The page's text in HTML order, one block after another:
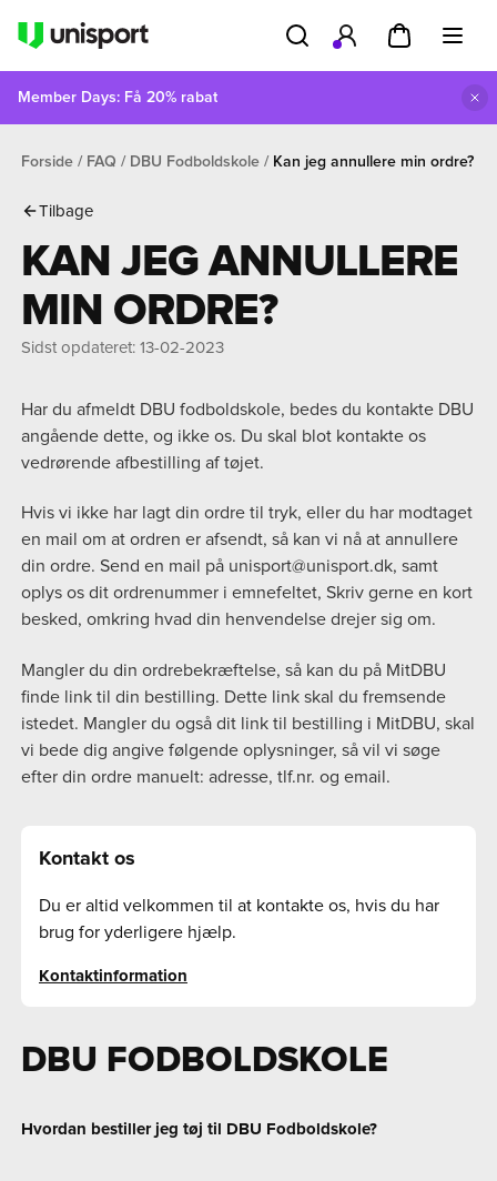
Member Days: Få 20% rabat
Forside FAQ DBU Fodboldskole Kan jeg annullere min ordre?
Tilbage
KAN JEG ANNULLERE
MIN ORDRE?
Sidst opdateret: 13-02-2023
Har du afmeldt DBU fodboldskole, bedes du kontakte DBU
angående dette, og ikke os. Du skal blot kontakte os
vedrørende afbestilling af tøjet.
Hvis vi ikke har lagt din ordre til tryk, eller du har modtaget
en mail om at ordren er afsendt, så kan vi nå at annullere
din ordre. Send en mail på unisport@unisport.dk, samt
oplys os dit ordrenummer i emnefeltet, Skriv gerne en kort
besked, omkring hvad din henvendelse drejer sig om.
Mangler du din ordrebekræftelse, så kan du på MitDBU
finde link til din bestilling. Dette link skal du fremsende
istedet. Mangler du også dit link til bestilling i MitDBU, skal
vi bede dig angive følgende oplysninger, så vil vi søge
efter din ordre manuelt: adresse, tlf.nr. og email.
Kontakt os
Du er altid velkommen til at kontakte os, hvis du har
brug for yderligere hjælp.
Kontaktinformation
DBU FODBOLDSKOLE
Hvordan bestiller jeg tøj til DBU Fodboldskole?